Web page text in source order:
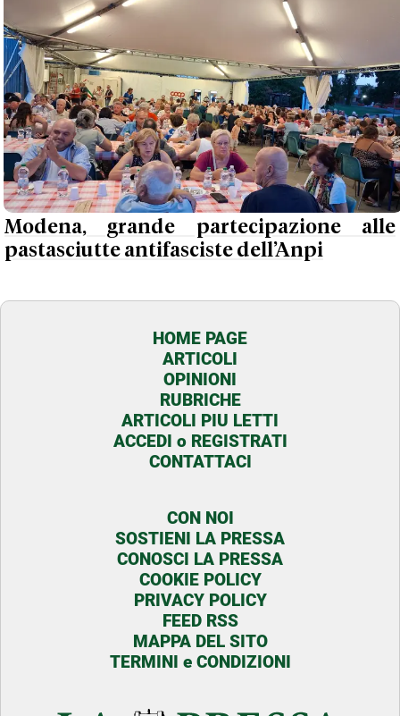
Modena, grande partecipazione alle
pastasciutte antifasciste dell’Anpi
HOME PAGE
ARTICOLI
OPINIONI
RUBRICHE
ARTICOLI PIU LETTI
ACCEDI o REGISTRATI
CONTATTACI
CON NOI
SOSTIENI LA PRESSA
CONOSCI LA PRESSA
COOKIE POLICY
PRIVACY POLICY
FEED RSS
MAPPA DEL SITO
TERMINI e CONDIZIONI